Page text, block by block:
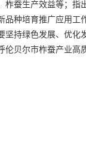
柞蚕生产效益等；指
品种培育推广应用工
坚持绿色发展、优化
伦贝尔市柞蚕产业高